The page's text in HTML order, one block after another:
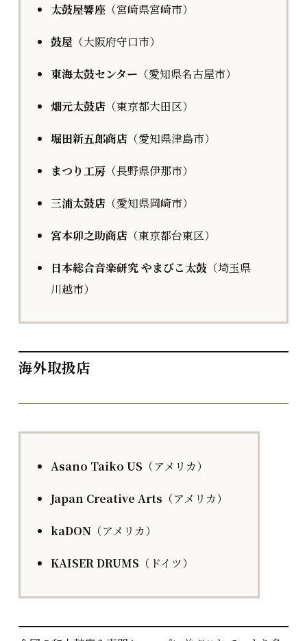
太鼓屋響座 （宮崎県宮崎市）
鼓屋 （大阪府守口市）
東海太鼓センター （愛知県名古屋市）
畑元太鼓店 （東京都大田区）
堀田新五郎商店 （愛知県津島市）
まつり工房 （長野県伊那市）
三浦太鼓店 （愛知県岡崎市）
宮本卯之助商店 （東京都台東区）
日本総合音楽研究 やまびこ太鼓 （埼玉県
川越市）
海外取扱店
Asano Taiko US （アメリカ）
Japan Creative Arts （アメリカ）
kaDON （アメリカ）
KAISER DRUMS （ドイツ）